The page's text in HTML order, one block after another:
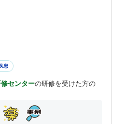
患
センターの研修を受けた方の